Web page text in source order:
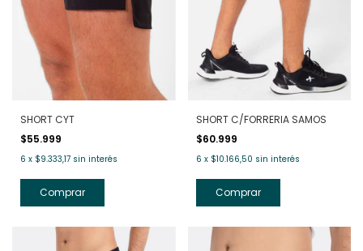
SHORT CYT
$55.999
6 x $9.333,17 sin interés
Comprar
SHORT C/FORRERIA SAMOS
$60.999
6 x $10.166,50 sin interés
Comprar